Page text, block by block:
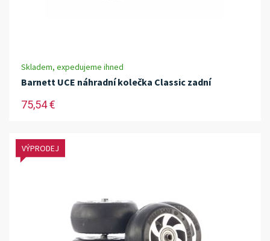
Skladem, expedujeme ihned
Barnett UCE náhradní kolečka Classic zadní
75,54 €
VÝPRODEJ